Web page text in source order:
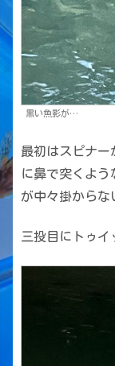
黒い魚影が…
最初はスピナー
に鼻で突くよう
が中々掛からな
三投目にトゥイ